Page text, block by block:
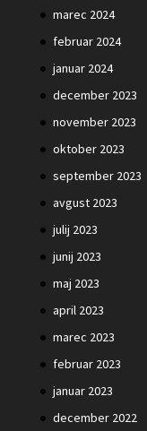
marec 2024
februar 2024
januar 2024
december 2023
november 2023
oktober 2023
september 2023
avgust 2023
julij 2023
junij 2023
maj 2023
april 2023
marec 2023
februar 2023
januar 2023
december 2022